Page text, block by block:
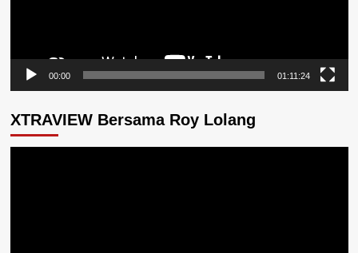
00:00 01:11:24
XTRAVIEW Bersama Roy Lolang